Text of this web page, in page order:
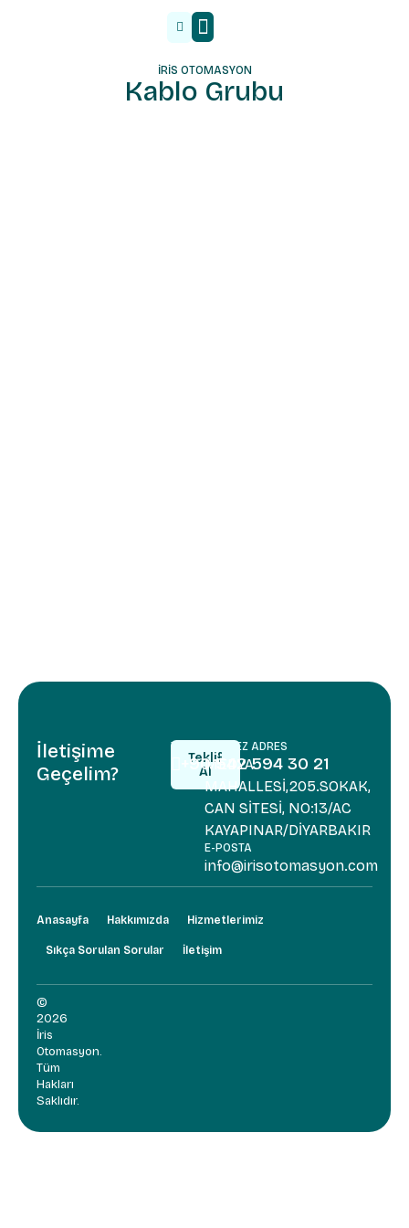
İRİS OTOMASYON
Kablo Grubu
İletişime
Geçelim?
Teklif
Al
TELEFON
+90 542 594 30 21
MERKEZ ADRES
MEDYA
MAHALLESİ,205.SOKAK,
CAN SİTESİ, NO:13/AC
KAYAPINAR/DİYARBAKIR
E-POSTA
info@irisotomasyon.com
Anasayfa Hakkımızda Hizmetlerimiz
Sıkça Sorulan Sorular İletişim
©
2026
İris
Otomasyon.
Tüm
Hakları
Saklıdır.